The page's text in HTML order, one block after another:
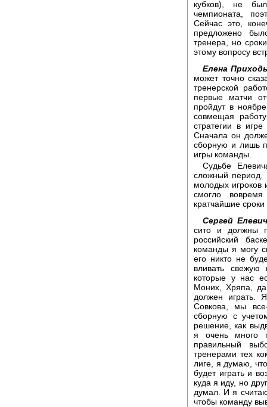
кубков), не
чемпионата,
Сейчас это,
предложено
тренера, но
этому вопросу
Елена
может точно
тренерской
первые матчи
пройдут в
совмещая
стратегии в
Сначала он
сборную и лишь
игры команды.
Судьбе
сложный период.
молодых игроков
смогло
кратчайшие
Сергей
сито и должны
российский
команды я могу
его никто не
вливать
которые у нас
Моних, Хряпа,
должен играть.
Совкова, мы
сборную с
решение, как
я очень много
правильный
тренерами тех
лиге, я думаю,
будет играть и
куда я иду, но
думал. И я
чтобы команду